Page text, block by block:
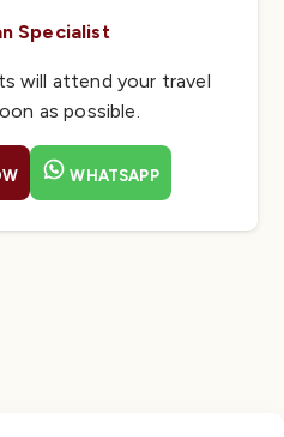
Specialist
will attend your travel
as possible.
WHATSAPP